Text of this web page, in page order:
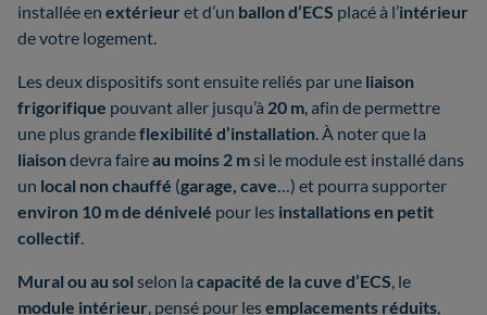
installée en extérieur et d’un ballon d’ECS placé à l’intérieur
de votre logement.
Les deux dispositifs sont ensuite reliés par une liaison
frigorifique pouvant aller jusqu’à 20 m, afin de permettre
une plus grandeflexibilité d’installation. À noter que la
liaisondevra faireau moins 2 msi le module est installé dans
un local non chauffé (garage, cave…) et pourra supporter
environ 10 m de dénivelé pour les installations en petit
collectif.
Mural ou au sol selon la capacité de la cuve d’ECS, le
module intérieur, pensé pour lesemplacements réduits,